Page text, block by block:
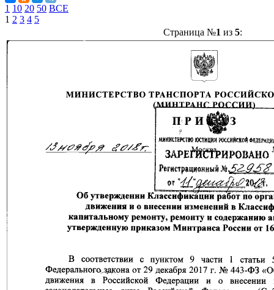
1 10 20 50 ВСЕ
1 2 3 4 5
Страница №1 из 5: